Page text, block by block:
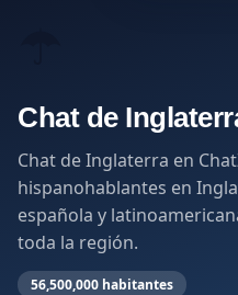
Chat de
Chat de Inglaterra en
hispanohablantes en
española y
toda la región.
56,500,000 habitantes